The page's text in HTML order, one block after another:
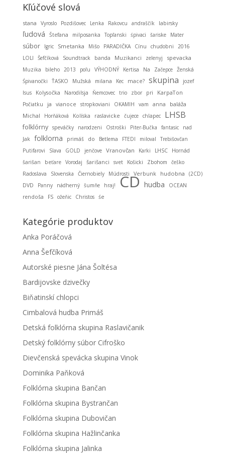
Kľúčové slová
stana Vyroslo Pozdišovec Lenka Rakovcu andraščík labirsky
ľudová Štefana milposanka Topľanski śpivaci šariske Mater
súbor Igric Smetanka Mišo PARADIČKA Cínu chudobni
2016
LOLI
Šefčíková Soundtrack banda Muzikanci zelenyj spevacka
Muzika bileho 2013 poľu VÝHODNÝ Kertisa Na Začepce Ženská
Śpivanočki
ŤASKO Mužská milana Kec mace? skupina
jozef
Isus
Kolysočka Narodilsja Ňemcovec trio zbor pri KarpaTon
Počiatku ja vianoce stropkoviani OKAMIH vam anna
baláža
Michal
Horňáková Kolíska raslavicke čujece chlapec LHSB
folklórny speváčky narodzeni Ostroški Piter-Bučka fantasic
nad
Jak folklorna primáš do Betlema FTEDI miloval
Trebišovčan
Putifarovi
Slava GOLD jenčove Vranovčan Karki LHSC
Hornád
šarišan
beťare Vorodaj šarišanci svet Košicki Zbohom
češko
Radoslava
Slovenska Čiernobiely Múdrosti Verbunk hudobna
(2CD)
DVD
Panny nádherný šumňe hraj! CD hudba
OCEAN
rendoša
FS ožeňic Christos śe
Kategórie produktov
Anka Poráčová
Anna Šefčíková
Autorské piesne Jána Šoltésa
Bardijovske dzivečky
Biňatinskí chlopci
Cimbalová hudba Primáš
Detská folklórna skupina Raslavičanik
Detský folklórny súbor Cifroško
Dievčenská spevácka skupina Vinok
Dominika Paňková
Folklórna skupina Bančan
Folklórna skupina Bystrančan
Folklórna skupina Dubovičan
Folklórna skupina Hažlinčanka
Folklórna skupina Jalinka